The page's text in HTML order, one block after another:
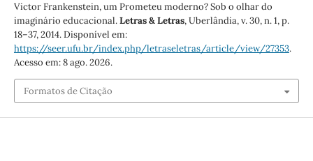
Victor Frankenstein, um Prometeu moderno? Sob o olhar do
imaginário educacional.Letras & Letras, Uberlândia, v. 30, n. 1, p.
18–37, 2014. Disponível em:
https://seer.ufu.br/index.php/letraseletras/article/view/27353.
Acesso em: 8 ago. 2026.
Formatos de Citação